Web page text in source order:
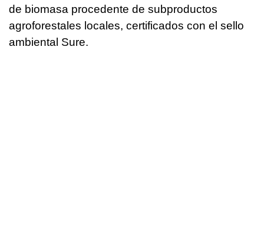
de biomasa procedente de subproductos
agroforestales locales, certificados con el sello
ambiental Sure.